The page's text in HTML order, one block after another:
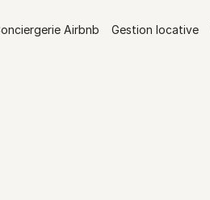
Airbnb Gestion locative